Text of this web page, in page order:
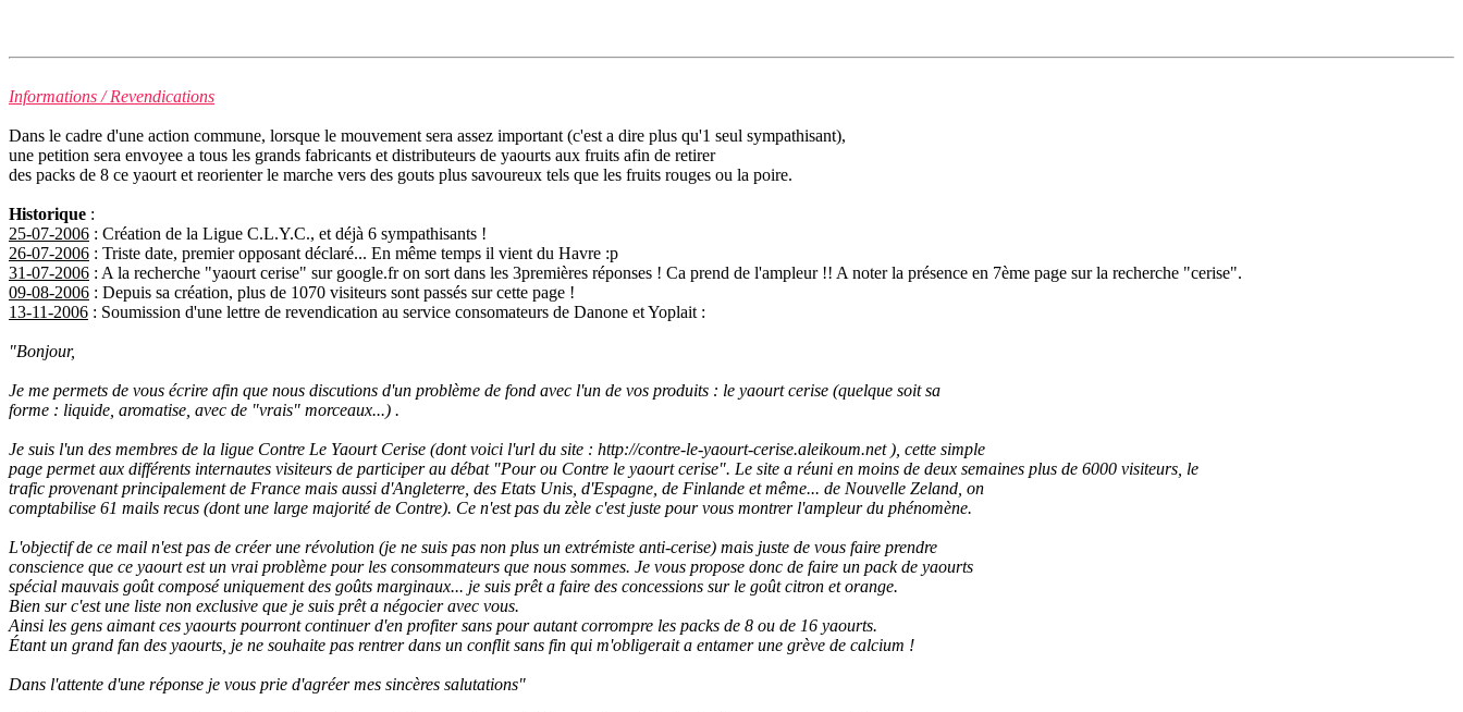
Informations / Revendications
Dans le cadre d'une action commune, lorsque le mouvement sera assez important (c'est a dire plus qu'1 seul sympathisant),
une petition sera envoyee a tous les grands fabricants et distributeurs de yaourts aux fruits afin de retirer
des packs de 8 ce yaourt et reorienter le marche vers des gouts plus savoureux tels que les fruits rouges ou la poire.
Historique :
25-07-2006 : Création de la Ligue C.L.Y.C., et déjà 6 sympathisants !
26-07-2006 : Triste date, premier opposant déclaré... En même temps il vient du Havre :p
31-07-2006 : A la recherche "yaourt cerise" sur google.fr on sort dans les 3premières réponses ! Ca prend de l'ampleur !! A noter la présence en 7ème page sur la recherche "cerise".
09-08-2006 : Depuis sa création, plus de 1070 visiteurs sont passés sur cette page !
13-11-2006 : Soumission d'une lettre de revendication au service consomateurs de Danone et Yoplait :
"Bonjour,
Je me permets de vous écrire afin que nous discutions d'un problème de fond avec l'un de vos produits : le yaourt cerise (quelque soit sa
forme : liquide, aromatise, avec de "vrais" morceaux...) .
Je suis l'un des membres de la ligue Contre Le Yaourt Cerise (dont voici l'url du site : http://contre-le-yaourt-cerise.aleikoum.net ), cette simple
page permet aux différents internautes visiteurs de participer au débat "Pour ou Contre le yaourt cerise". Le site a réuni en moins de deux semaines plus de 6000 visiteurs, le
trafic provenant principalement de France mais aussi d'Angleterre, des Etats Unis, d'Espagne, de Finlande et même... de Nouvelle Zeland, on
comptabilise 61 mails recus (dont une large majorité de Contre). Ce n'est pas du zèle c'est juste pour vous montrer l'ampleur du phénomène.
L'objectif de ce mail n'est pas de créer une révolution (je ne suis pas non plus un extrémiste anti-cerise) mais juste de vous faire prendre
conscience que ce yaourt est un vrai problème pour les consommateurs que nous sommes. Je vous propose donc de faire un pack de yaourts
spécial mauvais goût composé uniquement des goûts marginaux... je suis prêt a faire des concessions sur le goût citron et orange.
Bien sur c'est une liste non exclusive que je suis prêt a négocier avec vous.
Ainsi les gens aimant ces yaourts pourront continuer d'en profiter sans pour autant corrompre les packs de 8 ou de 16 yaourts.
Étant un grand fan des yaourts, je ne souhaite pas rentrer dans un conflit sans fin qui m'obligerait a entamer une grève de calcium !
Dans l'attente d'une réponse je vous prie d'agréer mes sincères salutations"